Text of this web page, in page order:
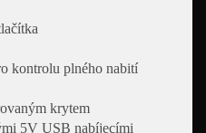
kontrolu plného nabití
krytem
5V USB nabíjecími